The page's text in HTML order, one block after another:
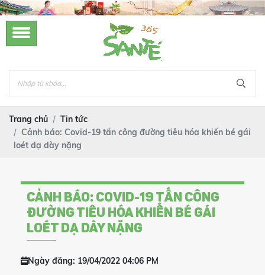
Trang chủ
Tin tức
Cảnh báo: Covid-19 tấn công đường tiêu hóa khiến bé gái
loét dạ dày nặng
CẢNH BÁO: COVID-19 TẤN CÔNG
ĐƯỜNG TIÊU HÓA KHIẾN BÉ GÁI
LOÉT DẠ DÀY NẶNG
Ngày đăng: 19/04/2022 04:06 PM